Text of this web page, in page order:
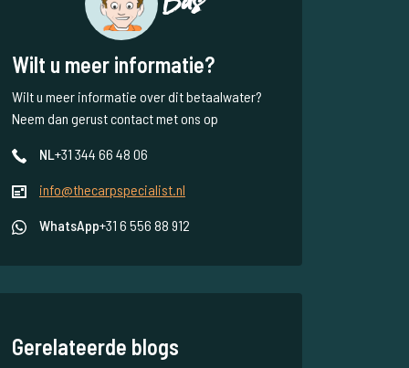
Wilt u meer informatie?
Wilt u meer informatie over dit betaalwater?
Neem dan gerust contact met ons op
NL+31 344 66 48 06
info@thecarpspecialist.nl
WhatsApp+31 6 556 88 912
Gerelateerde blogs